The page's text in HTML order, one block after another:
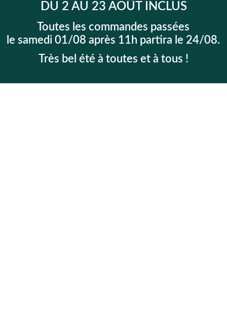
DU 2 AU 23 AOÛT INCLUS
Toutes les commandes passées
le samedi 01/08 après 11h partira le 24/08.
Très bel été à toutes et à tous !